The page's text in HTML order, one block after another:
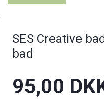
SES Creative
bad
95,00